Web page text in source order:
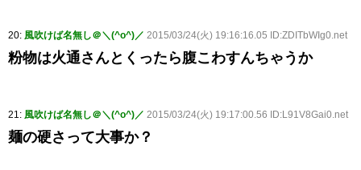
20: 風吹けば名無し＠＼(^o^)／ 2015/03/24(火) 19:16:16.05 ID:ZDITbWIg0.net
粉物は火通さんとくったら腹こわすんちゃうか
21: 風吹けば名無し＠＼(^o^)／ 2015/03/24(火) 19:17:00.56 ID:L91V8Gai0.net
麺の硬さって大事か？